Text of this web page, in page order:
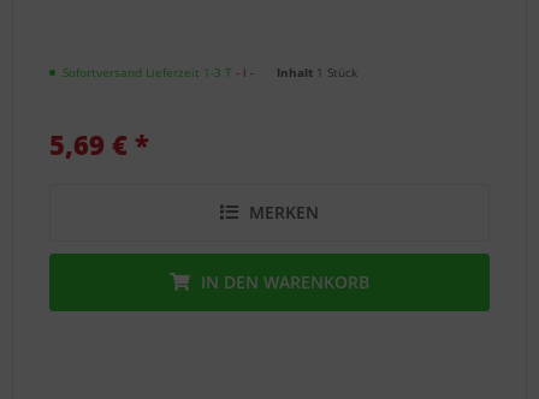
Sofortversand Lieferzeit 1-3 T- ℹ - Inhalt 1 Stück
5,69 € *
MERKEN
IN DEN WARENKORB